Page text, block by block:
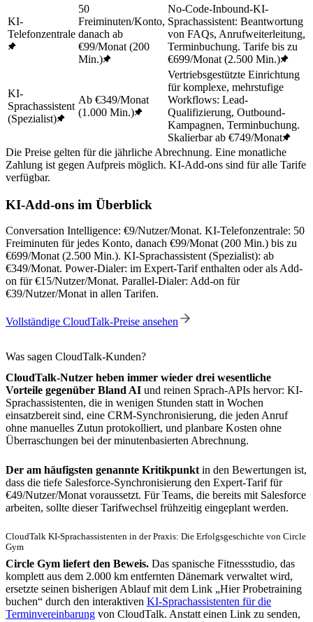
KI-
Telefonzentrale
50
Freiminuten/Konto,
danach ab
€99/Monat (200
Min.)
No-Code-Inbound-KI-
Sprachassistent: Beantwortung
von FAQs, Anrufweiterleitung,
Terminbuchung. Tarife bis zu
€699/Monat (2.500 Min.)
KI-
Sprachassistent
(Spezialist)
Ab €349/Monat
(1.000 Min.)
Vertriebsgestützte Einrichtung
für komplexe, mehrstufige
Workflows: Lead-
Qualifizierung, Outbound-
Kampagnen, Terminbuchung.
Skalierbar ab €749/Monat
Die Preise gelten für die jährliche Abrechnung. Eine monatliche
Zahlung ist gegen Aufpreis möglich. KI-Add-ons sind für alle Tarife
verfügbar.
KI-Add-ons im Überblick
Conversation Intelligence: €9/Nutzer/Monat. KI-Telefonzentrale: 50
Freiminuten für jedes Konto, danach €99/Monat (200 Min.) bis zu
€699/Monat (2.500 Min.). KI-Sprachassistent (Spezialist): ab
€349/Monat. Power-Dialer: im Expert-Tarif enthalten oder als Add-
on für €15/Nutzer/Monat. Parallel-Dialer: Add-on für
€39/Nutzer/Monat in allen Tarifen.
Vollständige CloudTalk-Preise ansehen
Was sagen CloudTalk-Kunden?
CloudTalk-Nutzer heben immer wieder drei wesentliche
Vorteile gegenüber Bland AI und reinen Sprach-APIs hervor: KI-
Sprachassistenten, die in wenigen Stunden statt in Wochen
einsatzbereit sind, eine CRM-Synchronisierung, die jeden Anruf
ohne manuelles Zutun protokolliert, und planbare Kosten ohne
Überraschungen bei der minutenbasierten Abrechnung.
Der am häufigsten genannte Kritikpunkt in den Bewertungen ist,
dass die tiefe Salesforce-Synchronisierung den Expert-Tarif für
€49/Nutzer/Monat voraussetzt. Für Teams, die bereits mit Salesforce
arbeiten, sollte dieser Tarifwechsel frühzeitig eingeplant werden.
CloudTalk KI-Sprachassistenten in der Praxis: Die Erfolgsgeschichte von Circle
Gym
Circle Gym liefert den Beweis. Das spanische Fitnessstudio, das
komplett aus dem 2.000 km entfernten Dänemark verwaltet wird,
ersetzte seinen bisherigen Ablauf mit dem Link „Hier Probetraining
buchen“ durch den interaktiven KI-Sprachassistenten für die
Terminvereinbarung von CloudTalk. Anstatt einen Link zu senden,